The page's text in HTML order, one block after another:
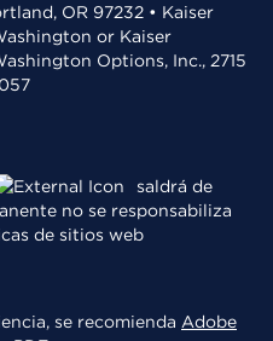
OR 97232 • Kaiser
or Kaiser
Options, Inc., 2715
saldrá de
no se responsabiliza
de sitios web
se recomienda Adobe